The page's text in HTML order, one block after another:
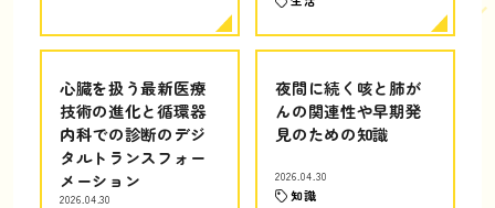
心臓を扱う最新医療
技術の進化と循環器
内科での診断のデジ
タルトランスフォー
メーション
2026.04.30
夜間に続く咳と肺が
んの関連性や早期発
見のための知識
2026.04.30
知識